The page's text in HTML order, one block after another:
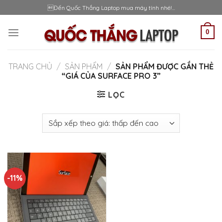
to
content
Đến Quốc Thắng Laptop mua máy tính nhé!...
0
TRANG CHỦ / SẢN PHẨM / SẢN PHẨM ĐƯỢC GẮN THẺ
“GIÁ CỦA SURFACE PRO 3”
LỌC
-11%